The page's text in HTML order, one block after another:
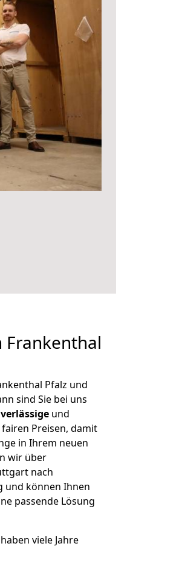
Frankenthal
Pfalz und
sind Sie bei uns
und
Preisen, damit
in Ihrem neuen
wir über
nach
und können Ihnen
passende Lösung
viele Jahre